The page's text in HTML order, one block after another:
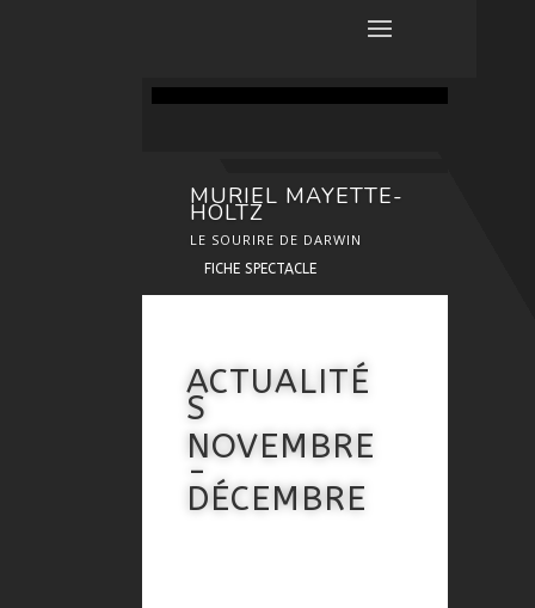
MURIEL MAYETTE-
HOLTZ
LE SOURIRE DE DARWIN
FICHE SPECTACLE
ACTUALITÉ
S
NOVEMBRE
-
DÉCEMBRE